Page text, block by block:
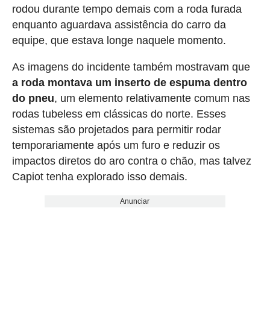
rodou durante tempo demais com a roda furada
enquanto aguardava assistência do carro da
equipe, que estava longe naquele momento.
As imagens do incidente também mostravam que
a roda montava um inserto de espuma dentro
do pneu, um elemento relativamente comum nas
rodas tubeless em clássicas do norte. Esses
sistemas são projetados para permitir rodar
temporariamente após um furo e reduzir os
impactos diretos do aro contra o chão, mas talvez
Capiot tenha explorado isso demais.
Anunciar